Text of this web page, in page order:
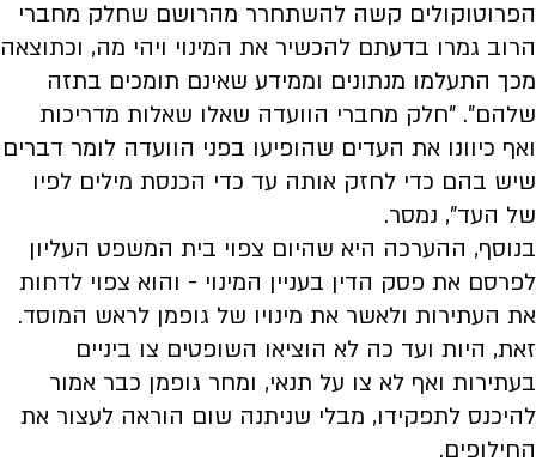
הפרוטוקולים קשה להשתחרר מהרושם שחלק מחברי
הרוב גמרו בדעתם להכשיר את המינוי ויהי מה, וכתוצאה
מכך התעלמו מנתונים וממידע שאינם תומכים בתזה
שלהם". "חלק מחברי הוועדה שאלו שאלות מדריכות
ואף כיוונו את העדים שהופיעו בפני הוועדה לומר דברים
שיש בהם כדי לחזק אותה עד כדי הכנסת מילים לפיו
של העד", נמסר.
בנוסף, ההערכה היא שהיום צפוי בית המשפט העליון
לפרסם את פסק הדין בעניין המינוי - והוא צפוי לדחות
את העתירות ולאשר את מינויו של גופמן לראש המוסד.
זאת, היות ועד כה לא הוציאו השופטים צו ביניים
בעתירות ואף לא צו על תנאי, ומחר גופמן כבר אמור
להיכנס לתפקידו, מבלי שניתנה שום הוראה לעצור את
החילופים.